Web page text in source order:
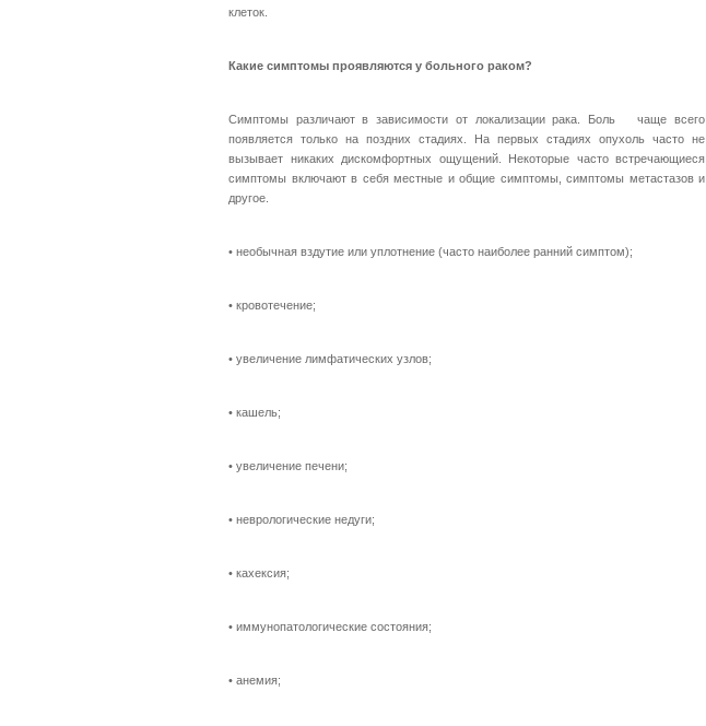
клеток.
Какие симптомы проявляются у больного раком?
Симптомы различают в зависимости от локализации рака. Боль чаще всего
появляется только на поздних стадиях. На первых стадиях опухоль часто не
вызывает никаких дискомфортных ощущений. Некоторые часто встречающиеся
симптомы включают в себя местные и общие симптомы, симптомы метастазов и
другое.
• необычная вздутие или уплотнение (часто наиболее ранний симптом);
• кровотечение;
• увеличение лимфатических узлов;
• кашель;
• увеличение печени;
• неврологические недуги;
• кахексия;
• иммунопатологические состояния;
• анемия;